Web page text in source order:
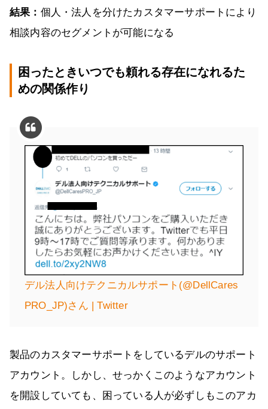
結果： 個人・法人を分けたカスタマーサポートにより
相談内容のセグメントが可能になる
困ったときいつでも頼れる存在になれるた
めの関係作り
デル法人向けテクニカルサポート(@DellCares
PRO_JP)さん | Twitter
製品のカスタマーサポートをしているデルのサポート
アカウント。しかし、せっかくこのようなアカウント
を開設していても、困っている人が必ずしもこのアカ